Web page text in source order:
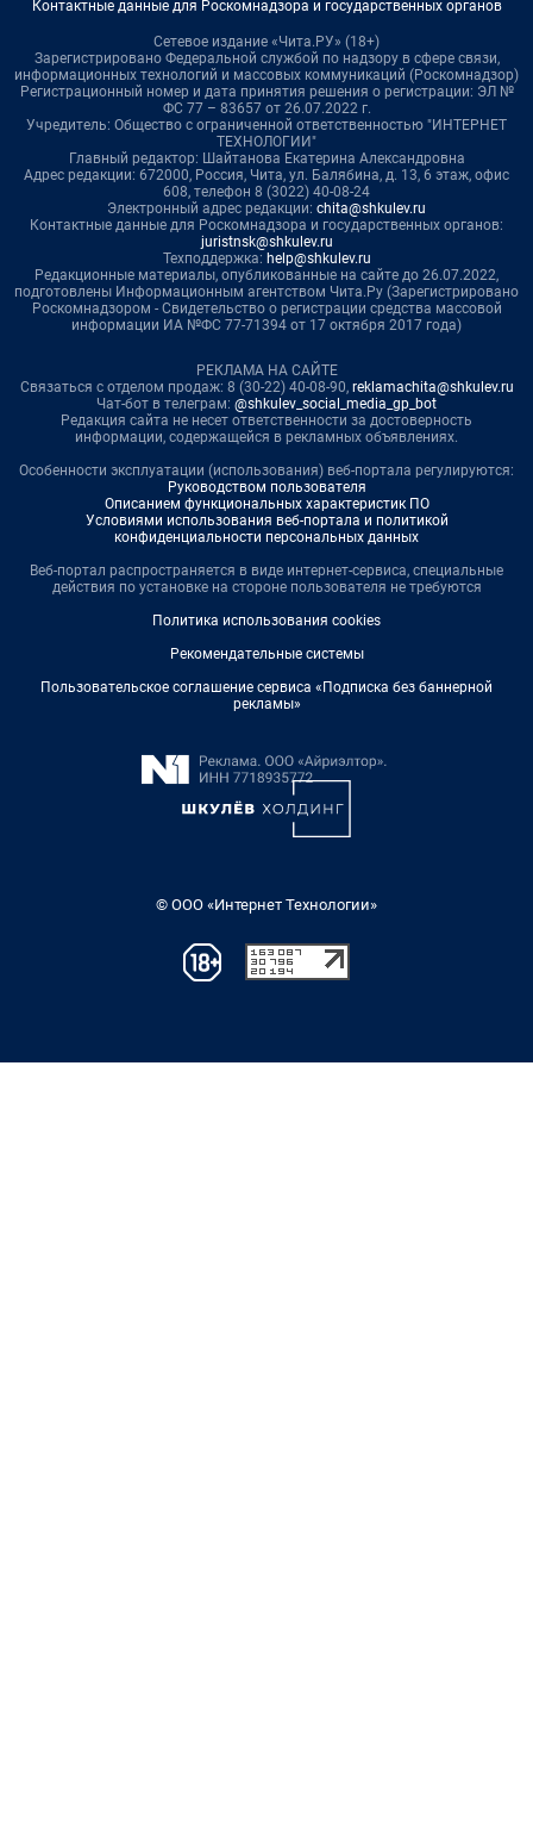
Контактные данные для Роскомнадзора и государственных органов
Сетевое издание «Чита.РУ» (18+)
Зарегистрировано Федеральной службой по надзору в сфере связи,
информационных технологий и массовых коммуникаций (Роскомнадзор)
Регистрационный номер и дата принятия решения о регистрации: ЭЛ №
ФС 77 – 83657 от 26.07.2022 г.
Учредитель: Общество с ограниченной ответственностью "ИНТЕРНЕТ
ТЕХНОЛОГИИ"
Главный редактор: Шайтанова Екатерина Александровна
Адрес редакции: 672000, Россия, Чита, ул. Балябина, д. 13, 6 этаж, офис
608, телефон 8 (3022) 40-08-24
Электронный адрес редакции: chita@shkulev.ru
Контактные данные для Роскомнадзора и государственных органов:
juristnsk@shkulev.ru
Техподдержка: help@shkulev.ru
Редакционные материалы, опубликованные на сайте до 26.07.2022,
подготовлены Информационным агентством Чита.Ру (Зарегистрировано
Роскомнадзором - Свидетельство о регистрации средства массовой
информации ИА №ФС 77-71394 от 17 октября 2017 года)
РЕКЛАМА НА САЙТЕ
Связаться с отделом продаж: 8 (30-22) 40-08-90, reklamachita@shkulev.ru
Чат-бот в телеграм: @shkulev_social_media_gp_bot
Редакция сайта не несет ответственности за достоверность
информации, содержащейся в рекламных объявлениях.
Особенности эксплуатации (использования) веб-портала регулируются:
Руководством пользователя
Описанием функциональных характеристик ПО
Условиями использования веб-портала и политикой
конфиденциальности персональных данных
Веб-портал распространяется в виде интернет-сервиса, специальные
действия по установке на стороне пользователя не требуются
Политика использования cookies
Рекомендательные системы
Пользовательское соглашение сервиса «Подписка без баннерной
рекламы»
© ООО «Интернет Технологии»